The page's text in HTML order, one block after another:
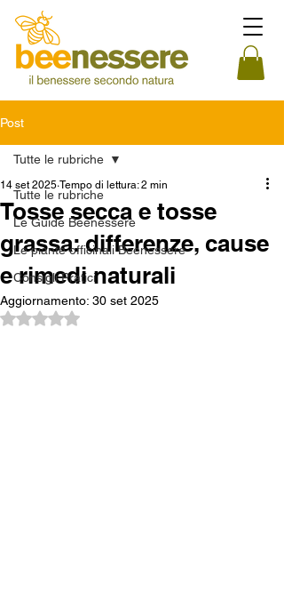
Post
Tutte le rubriche
Le Guide Beenessere
Le piante officinali Beenessere
Consigli Pratici
Tutte le rubriche
Tosse secca e tosse
grassa: differenze, cause
e rimedi naturali
14 set 2025 Tempo di lettura: 2 min
Aggiornamento: 30 set 2025
Valutazione NaN stelle su 5.